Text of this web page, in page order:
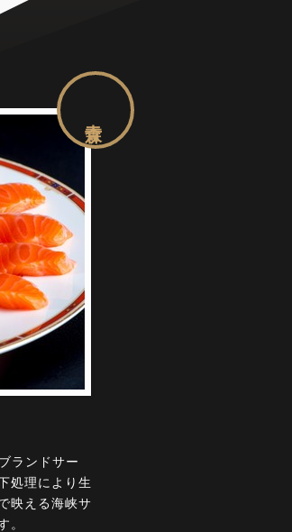
ランドサー
処理により生
映える海峡サ
。